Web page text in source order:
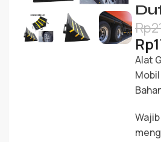
Rp
Rp
Alat